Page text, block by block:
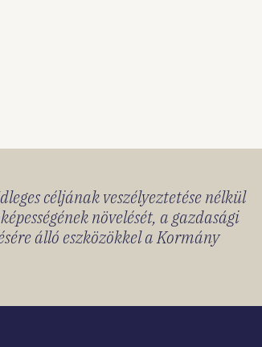
céljának veszélyeztetése nélkül
növelését, a gazdasági
álló eszközökkel a Kormány